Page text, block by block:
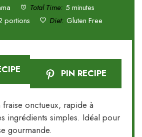
Total Time: 5 minutes
portions Diet: Gluten Free
PIN RECIPE
fraise onctueux, rapide à
ingrédients simples. Idéal pour
gourmande.